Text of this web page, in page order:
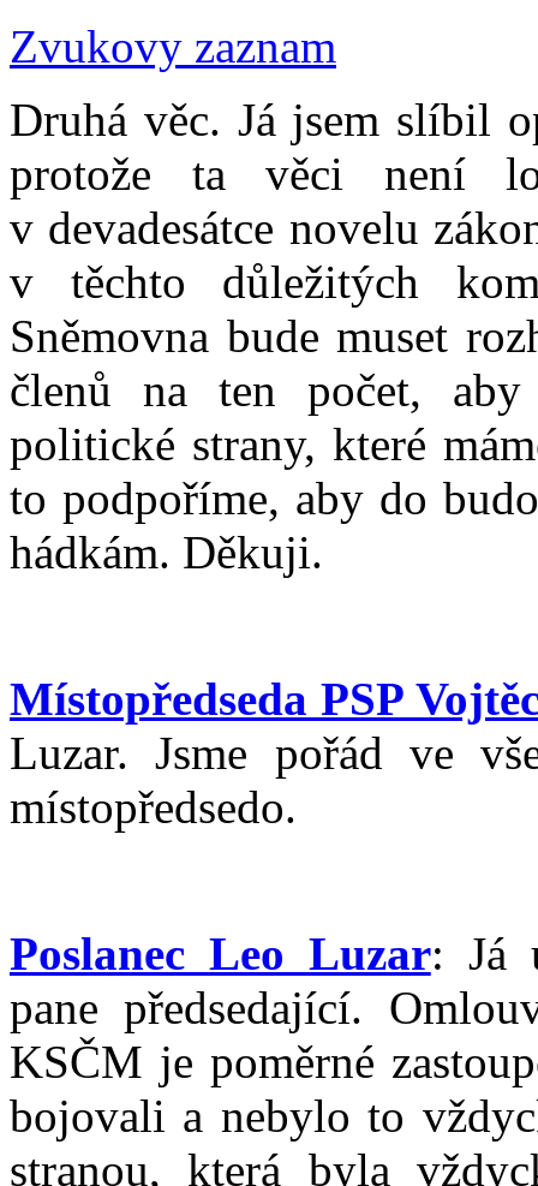
Zvukovy zaznam
Druhá věc. Já jsem slíbil
protože ta věci není
v devadesátce novelu
v těchto důležitých
Sněmovna bude muset
členů na ten počet, aby
politické strany, které
to podpoříme, aby do
hádkám. Děkuji.
Místopředseda PSP
Luzar. Jsme pořád ve
místopředsedo.
Poslanec Leo Luzar: Já
pane předsedající.
KSČM je poměrné
bojovali a nebylo to
stranou, která byla